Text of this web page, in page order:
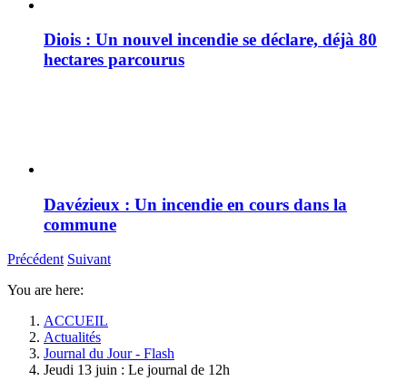
Diois : Un nouvel incendie se déclare, déjà 80
hectares parcourus
Davézieux : Un incendie en cours dans la
commune
Précédent Suivant
You are here:
ACCUEIL
Actualités
Journal du Jour - Flash
Jeudi 13 juin : Le journal de 12h